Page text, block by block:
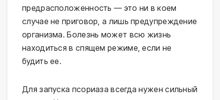
предрасположенность — это ни в коем
случае не приговор, а лишь предупреждение
организма. Болезнь может всю жизнь
находиться в спящем режиме, если не
будить ее.
Для запуска псориаза всегда нужен сильный